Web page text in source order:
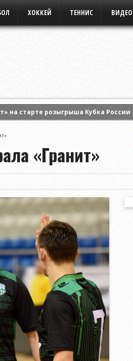
ХОККЕЙ ТЕННИС ВИДЕО
на старте розыгрыша Кубка России
«Гранит»